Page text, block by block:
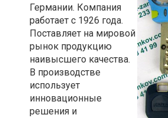
Германии. Компания
работает с 1926 года.
Поставляет на мировой
рынок продукцию
наивысшего качества.
В производстве
использует
инновационные
решения и